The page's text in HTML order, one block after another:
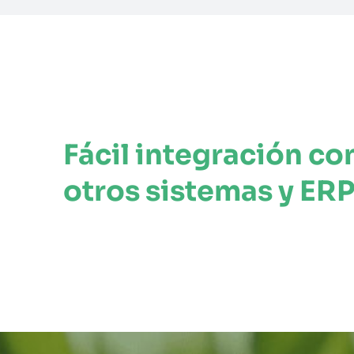
Fácil integración
otros sistemas y